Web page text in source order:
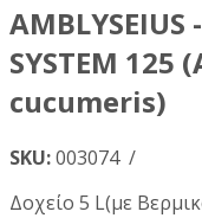
AMBLYSEIUS
SYSTEM 125
cucumeris)
SKU:003074 /
Δοχείο 5 L(με